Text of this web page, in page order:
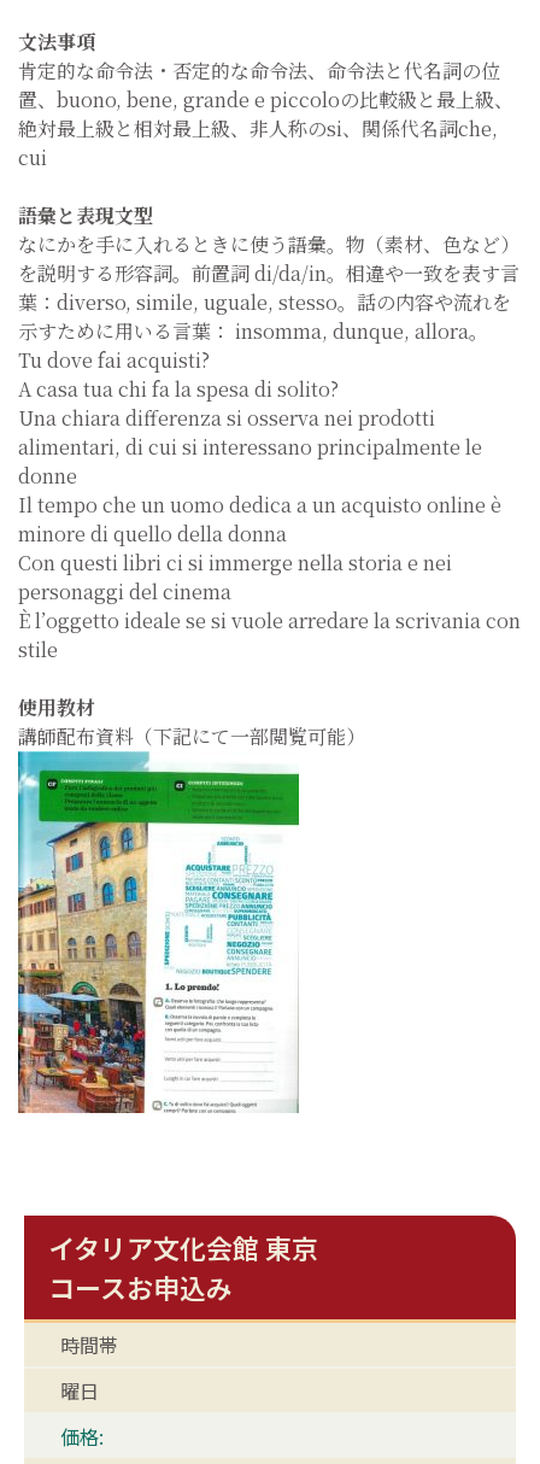
文法事項
肯定的な命令法・否定的な命令法、命令法と代名詞の位
置、buono, bene, grande e piccoloの比較級と最上級、
絶対最上級と相対最上級、非人称のsi、関係代名詞che,
cui
語彙と表現文型
なにかを手に入れるときに使う語彙。物（素材、色など）
を説明する形容詞。前置詞 di/da/in。相違や一致を表す言
葉：diverso, simile, uguale, stesso。話の内容や流れを
示すために用いる言葉： insomma, dunque, allora。
Tu dove fai acquisti?
A casa tua chi fa la spesa di solito?
Una chiara differenza si osserva nei prodotti
alimentari, di cui si interessano principalmente le
donne
Il tempo che un uomo dedica a un acquisto online è
minore di quello della donna
Con questi libri ci si immerge nella storia e nei
personaggi del cinema
È l’oggetto ideale se si vuole arredare la scrivania con
stile
使用教材
講師配布資料（下記にて一部閲覧可能）
イタリア文化会館 東京
コースお申込み
時間帯
曜日
価格: